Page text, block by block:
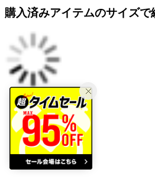
購入済みアイテムのサイズで
プティマイン